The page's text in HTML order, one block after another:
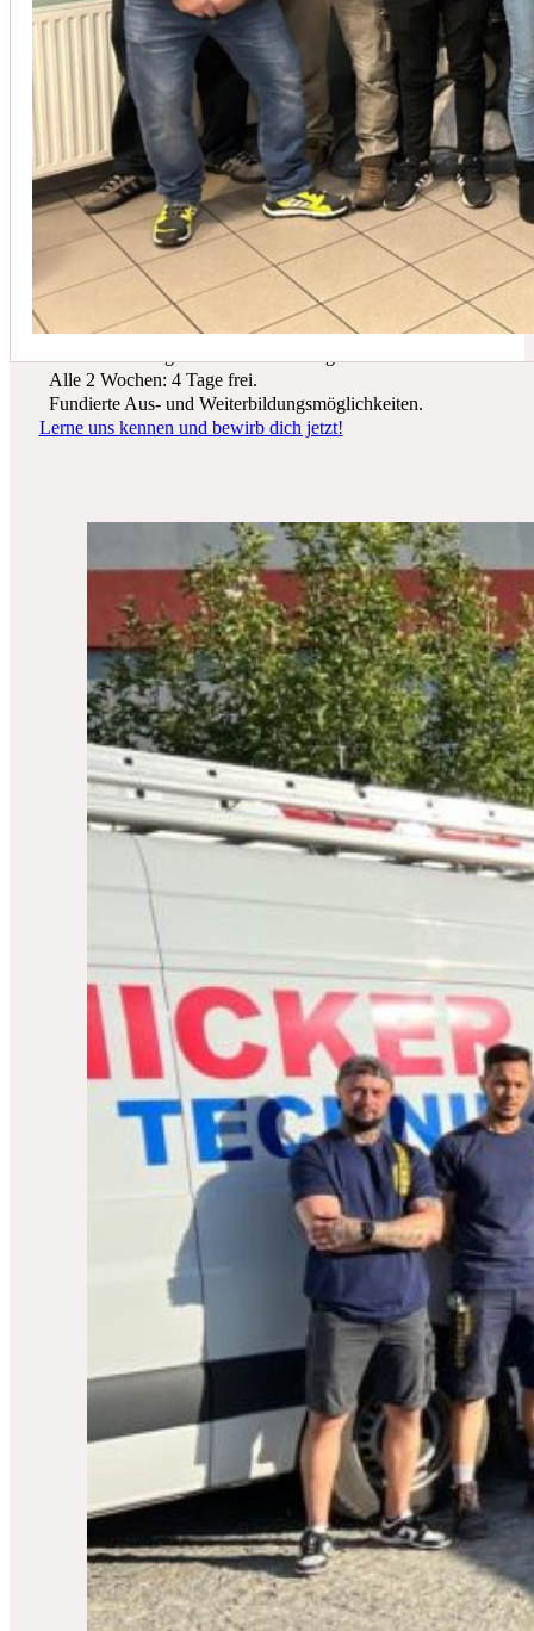
In der Regel empfehlen wir eine Wartung mindestens einmal
Du suchst einen zukunftssicheren Arbeitsplatz? Bei Schicker Technik
erwarten dich spannende Projekte, ein freundliches Team und beste
Entwicklungsmöglichkeiten.
Wir bieten dir:
Ein sicherer Arbeitsplatz in einer krisenfesten Branche.
Alle 2 Wochen: 4 Tage frei.
Fundierte Aus- und Weiterbildungsmöglichkeiten.
Lerne uns kennen und bewirb dich jetzt!